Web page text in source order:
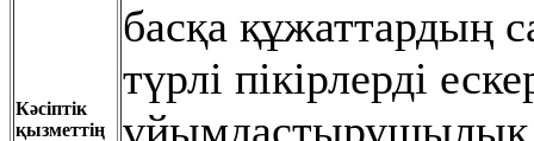
Кәсіптік
қызметтің
басқа құжаттардың
түрлі пікірлерді
ұйымдастырушылық